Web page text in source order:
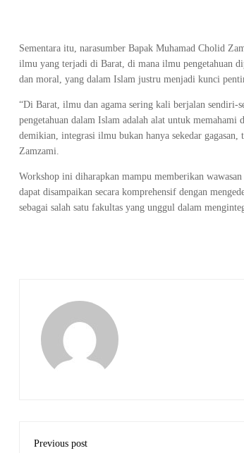
Sementara itu, narasumber Bapak Muhamad Cholid
ilmu yang terjadi di Barat, di mana ilmu pengetahuan
dan moral, yang dalam Islam justru menjadi kunci
“Di Barat, ilmu dan agama sering kali berjalan sendiri-
pengetahuan dalam Islam adalah alat untuk
demikian, integrasi ilmu bukan hanya sekedar
Zamzami.
Workshop ini diharapkan mampu memberikan
dapat disampaikan secara komprehensif dengan
sebagai salah satu fakultas yang unggul dalam
Previous post